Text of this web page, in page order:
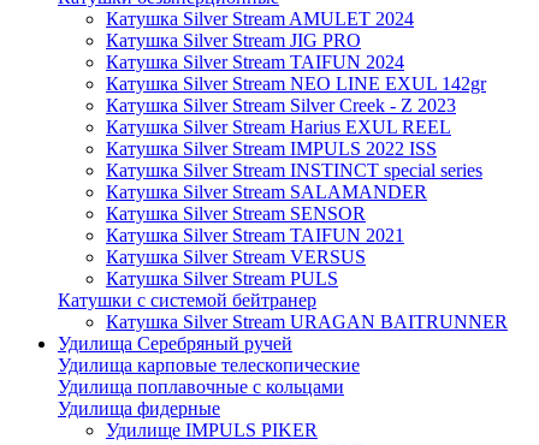
Катушка Silver Stream AMULET 2024
Катушка Silver Stream JIG PRO
Катушка Silver Stream TAIFUN 2024
Катушка Silver Stream NEO LINE EXUL 142gr
Катушка Silver Stream Silver Creek - Z 2023
Катушка Silver Stream Harius EXUL REEL
Катушка Silver Stream IMPULS 2022 ISS
Катушка Silver Stream INSTINCT special series
Катушка Silver Stream SALAMANDER
Катушка Silver Stream SENSOR
Катушка Silver Stream TAIFUN 2021
Катушка Silver Stream VERSUS
Катушка Silver Stream PULS
Катушки с системой бейтранер
Катушка Silver Stream URAGAN BAITRUNNER
Удилища Серебряный ручей
Удилища карповые телескопические
Удилища поплавочные с кольцами
Удилища фидерные
Удилище IMPULS PIKER